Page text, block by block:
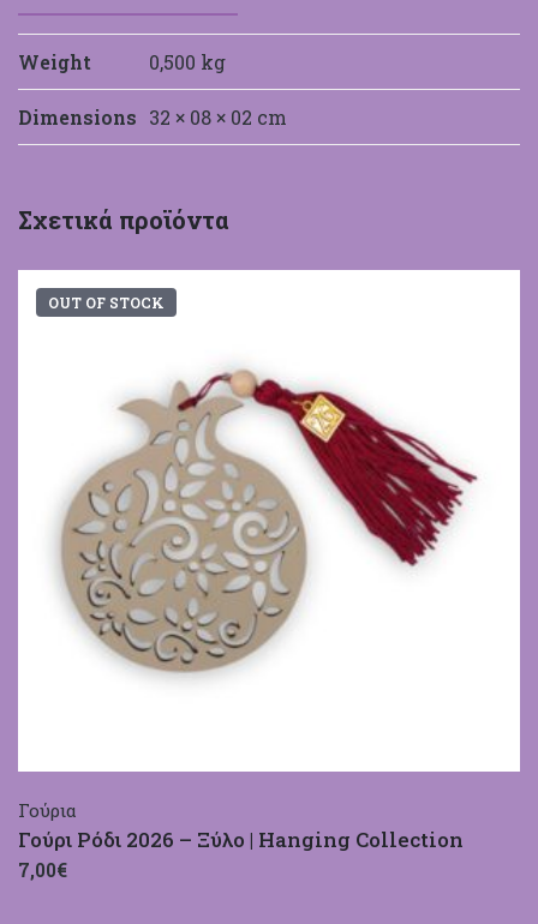
Weight 0,500 kg
Dimensions 32 × 08 × 02 cm
Σχετικά προϊόντα
OUT OF STOCK
Γούρια
Γούρι Ρόδι 2026 – Ξύλο | Hanging Collection
7,00€